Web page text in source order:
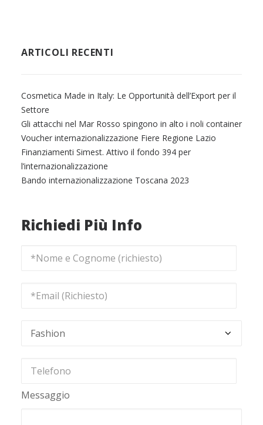
ARTICOLI RECENTI
Cosmetica Made in Italy: Le Opportunità dell’Export per il
Settore
Gli attacchi nel Mar Rosso spingono in alto i noli container
Voucher internazionalizzazione Fiere Regione Lazio
Finanziamenti Simest. Attivo il fondo 394 per
l’internazionalizzazione
Bando internazionalizzazione Toscana 2023
Richiedi Più Info
Messaggio